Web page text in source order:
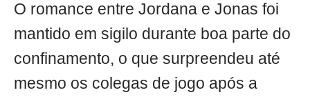
O romance entre Jordana e Jonas foi
mantido em sigilo durante boa parte do
confinamento, o que surpreendeu até
mesmo os colegas de jogo após a